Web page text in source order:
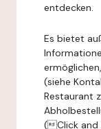
entdecken.
Es bietet
(siehe
Restaurant
(Click and